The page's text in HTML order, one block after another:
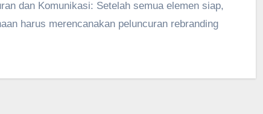
dan Komunikasi: Setelah semua elemen siap,
harus merencanakan peluncuran rebranding